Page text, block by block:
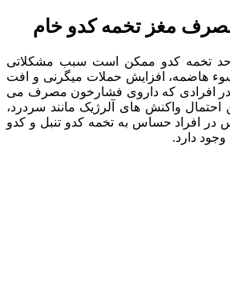
مغز تخمه کدو خام
تخمه کدو ممکن است سبب مشکلاتی
سوء هاضمه، افزایش حملات میگرنی و افت
افرادی که داروی فشارخون مصرف می
احتمال واکنش های آلرژیک مانند سردرد،
در افراد حساس به تخمه کدو تنبل و کدو
وجود دارد.